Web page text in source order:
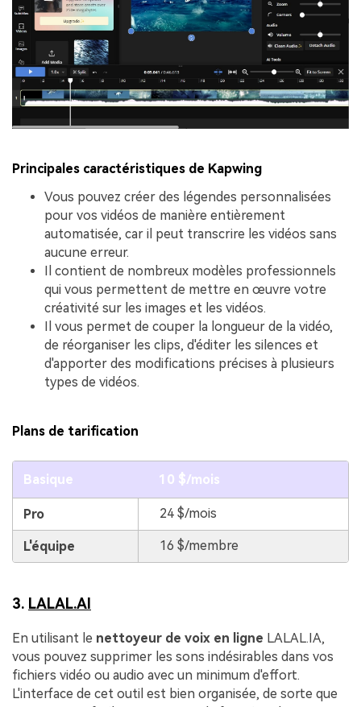
Principales caractéristiques de Kapwing
Vous pouvez créer des légendes personnalisées
pour vos vidéos de manière entièrement
automatisée, car il peut transcrire les vidéos sans
aucune erreur.
Il contient de nombreux modèles professionnels
qui vous permettent de mettre en œuvre votre
créativité sur les images et les vidéos.
Il vous permet de couper la longueur de la vidéo,
de réorganiser les clips, d'éditer les silences et
d'apporter des modifications précises à plusieurs
types de vidéos.
Plans de tarification
Basique 10 $/mois
Pro 24 $/mois
L'équipe 16 $/membre
3. LALAL.AI
En utilisant le nettoyeur de voix en ligne LALAL.IA,
vous pouvez supprimer les sons indésirables dans vos
fichiers vidéo ou audio avec un minimum d'effort.
L'interface de cet outil est bien organisée, de sorte que